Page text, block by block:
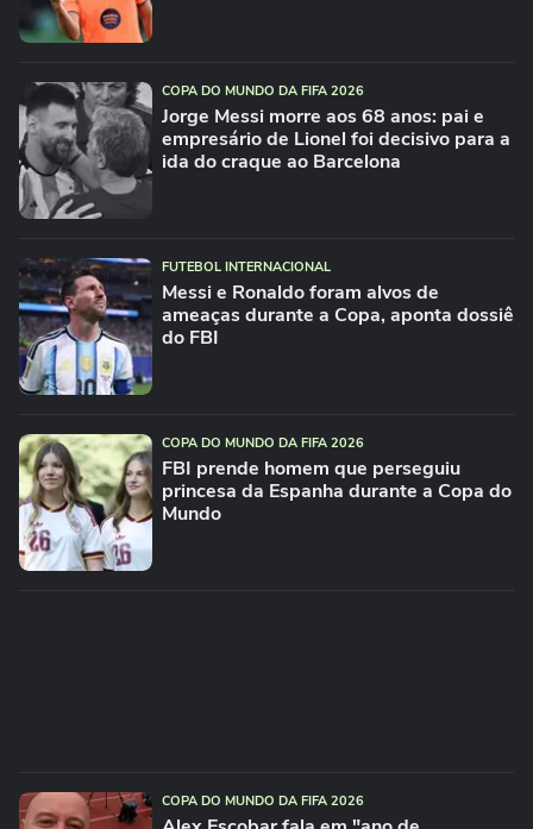
COPA DO MUNDO DA FIFA 2026
Jorge Messi morre aos 68 anos: pai e
empresário de Lionel foi decisivo para a
ida do craque ao Barcelona
FUTEBOL INTERNACIONAL
Messi e Ronaldo foram alvos de
ameaças durante a Copa, aponta dossiê
do FBI
COPA DO MUNDO DA FIFA 2026
FBI prende homem que perseguiu
princesa da Espanha durante a Copa do
Mundo
COPA DO MUNDO DA FIFA 2026